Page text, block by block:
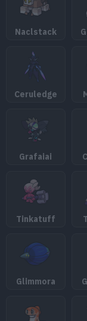
Naclstack
Ceruledge
Grafaiai
Tinkatuff
Glimmora